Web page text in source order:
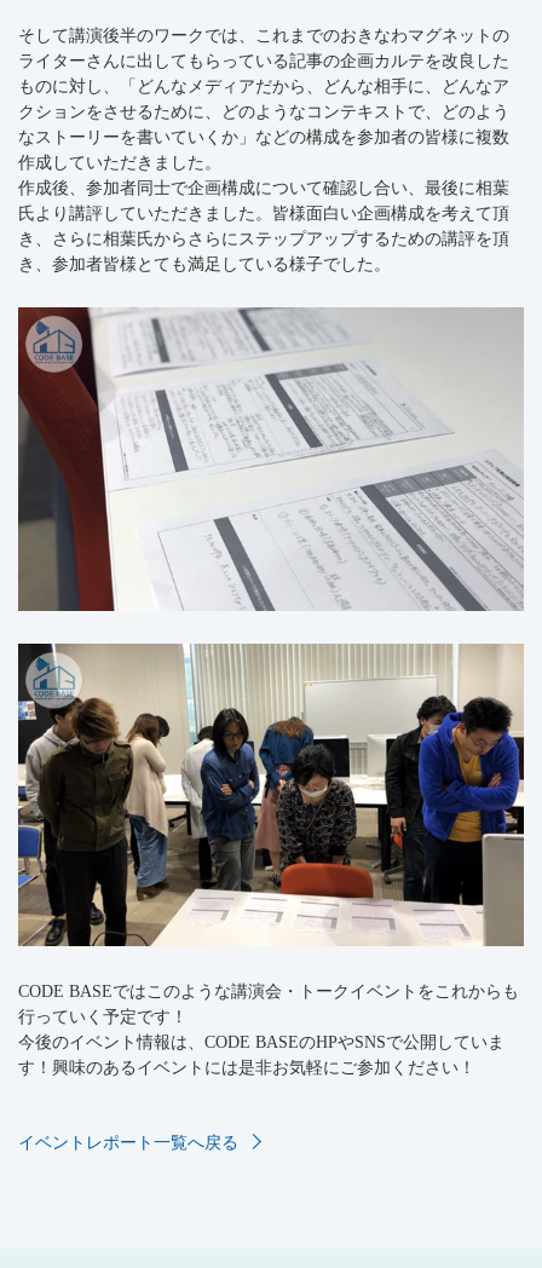
そして講演後半のワークでは、これまでのおきなわマグネットの
ライターさんに出してもらっている記事の企画カルテを改良した
ものに対し、「どんなメディアだから、どんな相手に、どんなア
クションをさせるために、どのようなコンテキストで、どのよう
なストーリーを書いていくか」などの構成を参加者の皆様に複数
作成していただきました。
作成後、参加者同士で企画構成について確認し合い、最後に相葉
氏より講評していただきました。皆様面白い企画構成を考えて頂
き、さらに相葉氏からさらにステップアップするための講評を頂
き、参加者皆様とても満足している様子でした。
CODE BASEではこのような講演会・トークイベントをこれからも
行っていく予定です！
今後のイベント情報は、CODE BASEのHPやSNSで公開していま
す！興味のあるイベントには是非お気軽にご参加ください！
イベントレポート一覧へ戻る